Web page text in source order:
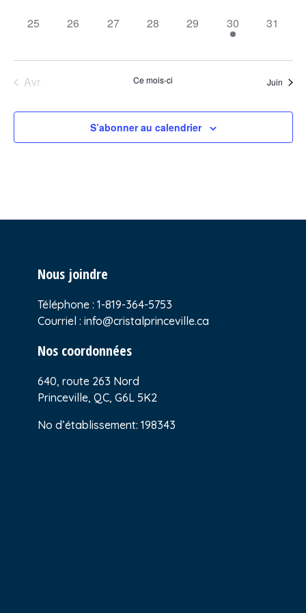
0
25
0
26
0
27
0
28
0
évènement,
29
1
évènement,
30
0
31
Avr Ce mois-ci Juin
S’abonner au calendrier
Nous joindre
Téléphone : 1-819-364-5753
Courriel : info@cristalprinceville.ca
Nos coordonnées
640, route 263 Nord
Princeville, QC, G6L 5K2
No d’établissement: 198343